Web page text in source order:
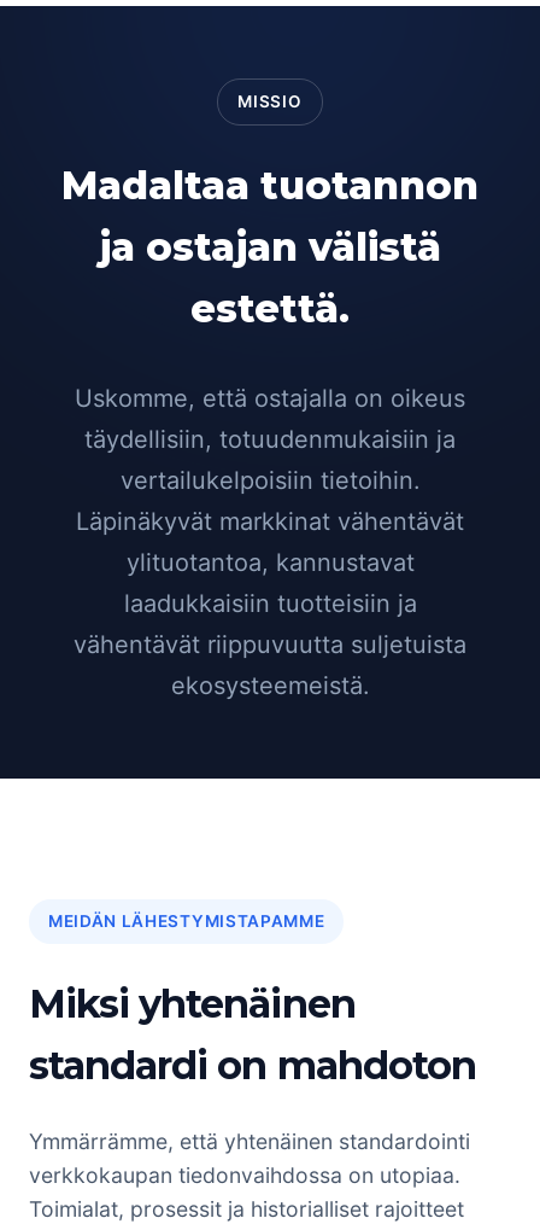
MISSIO
Madaltaa tuotannon
ja ostajan välistä
estettä.
Uskomme, että ostajalla on oikeus
täydellisiin, totuudenmukaisiin ja
vertailukelpoisiin tietoihin.
Läpinäkyvät markkinat vähentävät
ylituotantoa, kannustavat
laadukkaisiin tuotteisiin ja
vähentävät riippuvuutta suljetuista
ekosysteemeistä.
MEIDÄN LÄHESTYMISTAPAMME
Miksi yhtenäinen
standardi on mahdoton
Ymmärrämme, että yhtenäinen standardointi
verkkokaupan tiedonvaihdossa on utopiaa.
Toimialat, prosessit ja historialliset rajoitteet